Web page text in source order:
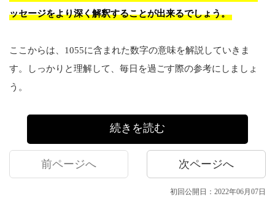
ッセージをより深く解釈することが出来るでしょう。
ここからは、1055に含まれた数字の意味を解説していきま
す。しっかりと理解して、毎日を過ごす際の参考にしましょ
う。
続きを読む
前ページへ 次ページへ
初回公開日：2022年06月07日